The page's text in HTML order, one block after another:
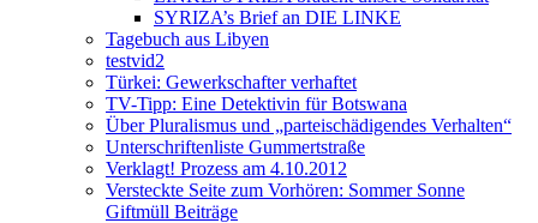
SYRIZA’s Brief an DIE LINKE
Tagebuch aus Libyen
testvid2
Türkei: Gewerkschafter verhaftet
TV-Tipp: Eine Detektivin für Botswana
Über Pluralismus und „parteischädigendes Verhalten“
Unterschriftenliste Gummertstraße
Verklagt! Prozess am 4.10.2012
Versteckte Seite zum Vorhören: Sommer Sonne
Giftmüll Beiträge